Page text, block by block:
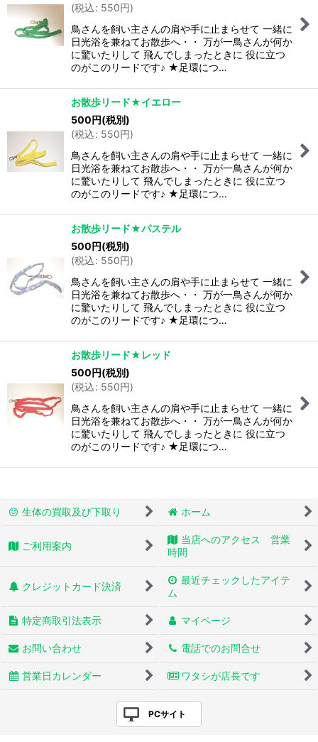
(税込: 550円)
鳥さんを飼い主さんの肩や手に止まらせて 一緒に
日光浴を兼ねてお散歩へ・・ 万が一鳥さんが何か
に驚いたりして 飛んでしまったときに 役に立つ
のがこのリードです♪ ★足環につ…
お散歩リード★イエロー
500円(税別)
(税込: 550円)
鳥さんを飼い主さんの肩や手に止まらせて 一緒に
日光浴を兼ねてお散歩へ・・ 万が一鳥さんが何か
に驚いたりして 飛んでしまったときに 役に立つ
のがこのリードです♪ ★足環につ…
お散歩リード★パステル
500円(税別)
(税込: 550円)
鳥さんを飼い主さんの肩や手に止まらせて 一緒に
日光浴を兼ねてお散歩へ・・ 万が一鳥さんが何か
に驚いたりして 飛んでしまったときに 役に立つ
のがこのリードです♪ ★足環につ…
お散歩リード★レッド
500円(税別)
(税込: 550円)
鳥さんを飼い主さんの肩や手に止まらせて 一緒に
日光浴を兼ねてお散歩へ・・ 万が一鳥さんが何か
に驚いたりして 飛んでしまったときに 役に立つ
のがこのリードです♪ ★足環につ…
生体の買取及び下取り ホーム
ご利用案内
当店へのアクセス 営業
時間
クレジットカード決済
最近チェックしたアイテ
ム
特定商取引法表示 マイページ
お問い合わせ 電話でのお問合せ
営業日カレンダー ワタシが店長です
PCサイト